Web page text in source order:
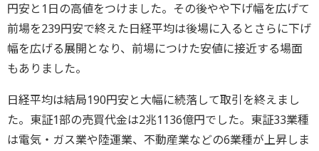
円安と1日の高値をつけました。その後やや下げ幅を広げて
前場を239円安で終えた日経平均は後場に入るとさらに下げ
幅を広げる展開となり、前場につけた安値に接近する場面
もありました。
日経平均は結局190円安と大幅に続落して取引を終えまし
た。東証1部の売買代金は2兆1136億円でした。東証33業種
は電気・ガス業や陸運業、不動産業などの6業種が上昇しま